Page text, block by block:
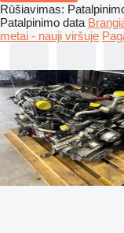
Rūšiavimas:
Patalpinimo data
metai - nauji viršuje